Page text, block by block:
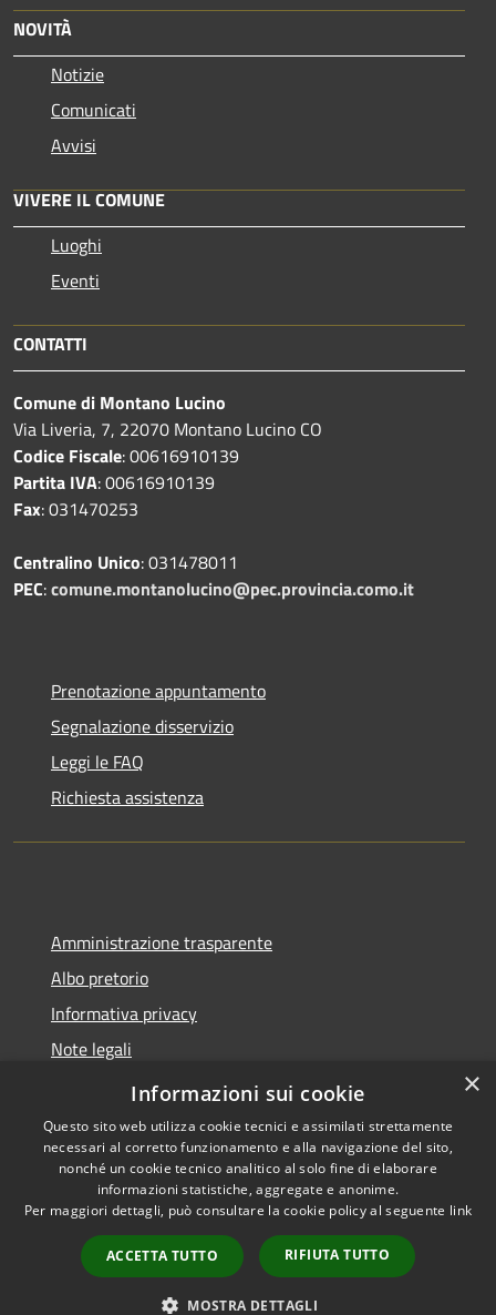
NOVITÀ
Notizie
Comunicati
Avvisi
VIVERE IL COMUNE
Luoghi
Eventi
CONTATTI
Comune di Montano Lucino
Via Liveria, 7, 22070 Montano Lucino CO
Codice Fiscale: 00616910139
Partita IVA: 00616910139
Fax: 031470253
Centralino Unico: 031478011
PEC:comune.montanolucino@pec.provincia.como.it
Prenotazione appuntamento
Segnalazione disservizio
Leggi le FAQ
Richiesta assistenza
Amministrazione trasparente
Albo pretorio
Informativa privacy
Note legali
Dichiarazione di accessibilità
Accessibilità
Copyright © 2026 • Comune di
Montano Lucino • Powered by
Municipium•
Accesso
redazione
×
Informazioni sui cookie
Questo sito web utilizza cookie tecnici e assimilati strettamente
necessari al corretto funzionamento e alla navigazione del sito,
nonché un cookie tecnico analitico al solo fine di elaborare
informazioni statistiche, aggregate e anonime.
Per maggiori dettagli, può consultare la cookie policy al seguente link
ACCETTA TUTTO RIFIUTA TUTTO
MOSTRA DETTAGLI